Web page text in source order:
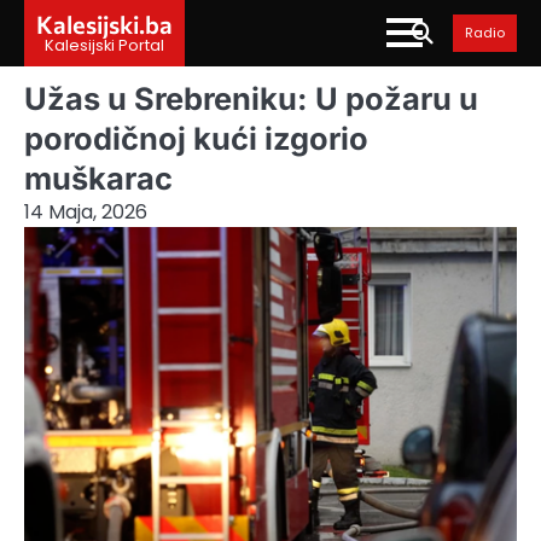
content
Kalesijski.ba
Kalesijski Portal
Radio
Užas u Srebreniku: U požaru u
porodičnoj kući izgorio
muškarac
14 Maja, 2026